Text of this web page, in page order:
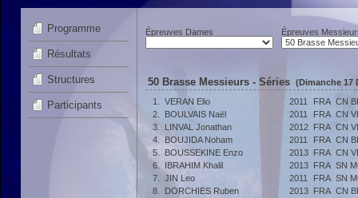
Programme
Résultats
Structures
Participants
Épreuves Dames Épreuves
50 Brasse Messieurs - Séries (Dimanche 17
1.
VERAN Elio 2011 FRA CN
2.
BOULVAIS Naël 2011 FRA CN
3.
LINVAL Jonathan 2012 FRA CN
4.
BOUJIDA Noham 2011 FRA CN
5.
BOUSSEKINE Enzo 2013 FRA CN
6.
IBRAHIM Khalil 2013 FRA SN
7.
JIN Leo 2011 FRA SN
8.
DORCHIES Ruben 2013 FRA CN